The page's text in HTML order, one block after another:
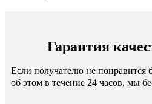
Гарантия
Если получателю не понравится
об этом в течение 24 часов, мы